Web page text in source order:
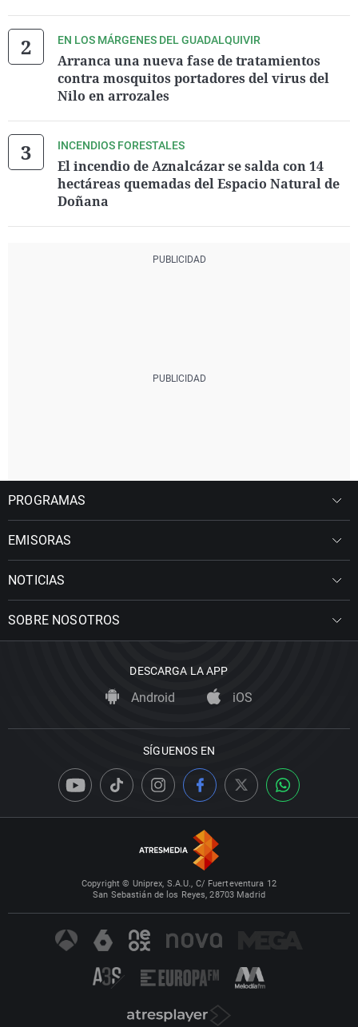
EN LOS MÁRGENES DEL GUADALQUIVIR
Arranca una nueva fase de tratamientos
contra mosquitos portadores del virus del
Nilo en arrozales
INCENDIOS FORESTALES
El incendio de Aznalcázar se salda con 14
hectáreas quemadas del Espacio Natural de
Doñana
PROGRAMAS
EMISORAS
NOTICIAS
SOBRE NOSOTROS
DESCARGA LA APP
Android iOS
SÍGUENOS EN
Copyright © Uniprex, S.A.U., C/ Fuerteventura 12
San Sebastián de los Reyes, 28703 Madrid